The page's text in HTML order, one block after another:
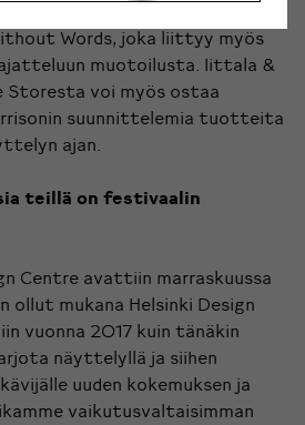
Words, joka liittyy myös
muotoilusta. Iittala &
Storesta voi myös ostaa
suunnittelemia tuotteita
ajan.
teillä on festivaalin
Centre avattiin marraskuussa
ollut mukana Helsinki Design
vuonna 2017 kuin tänäkin
näyttelyllä ja siihen
uuden kokemuksen ja
vaikutusvaltaisimman